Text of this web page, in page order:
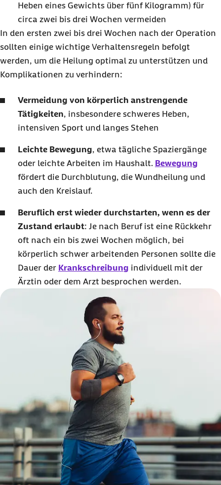
Heben eines Gewichts über fünf Kilogramm) für
circa zwei bis drei Wochen vermeiden
In den ersten zwei bis drei Wochen nach der Operation
sollten einige wichtige Verhaltensregeln befolgt
werden, um die Heilung optimal zu unterstützen und
Komplikationen zu verhindern:
Vermeidung von körperlich anstrengende
Tätigkeiten, insbesondere schweres Heben,
intensiven Sport und langes Stehen
Leichte Bewegung, etwa tägliche Spaziergänge
oder leichte Arbeiten im Haushalt. Bewegung
fördert die Durchblutung, die Wundheilung und
auch den Kreislauf.
Beruflich erst wieder durchstarten, wenn es der
Zustand erlaubt: Je nach Beruf ist eine Rückkehr
oft nach ein bis zwei Wochen möglich, bei
körperlich schwer arbeitenden Personen sollte die
Dauer der Krankschreibung individuell mit der
Ärztin oder dem Arzt besprochen werden.